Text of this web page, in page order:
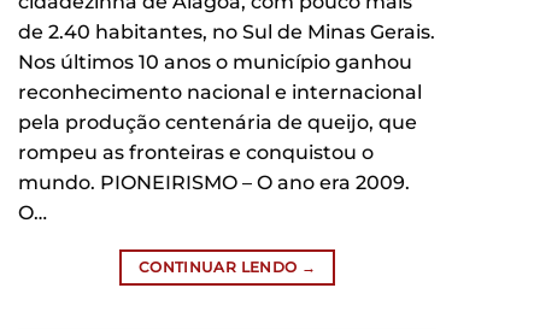
de 2.40 habitantes, no Sul de Minas Gerais.
Nos últimos 10 anos o município ganhou
reconhecimento nacional e internacional
pela produção centenária de queijo, que
rompeu as fronteiras e conquistou o
mundo. PIONEIRISMO – O ano era 2009.
O…
CONTINUAR LENDO →